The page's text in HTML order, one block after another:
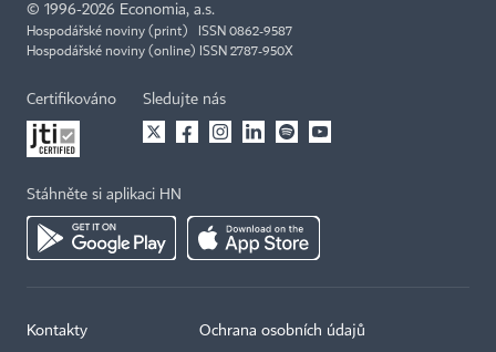
© 1996-2026 Economia, a.s.
Hospodářské noviny (print) ISSN 0862-9587
Hospodářské noviny (online) ISSN 2787-950X
Certifikováno Sledujte nás
Stáhněte si aplikaci HN
Kontakty Ochrana osobních údajů